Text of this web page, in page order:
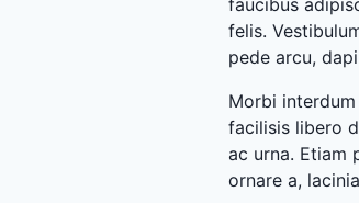
faucibus
felis.
pede arcu,
Morbi
facilisis libero
ac urna. Etiam
ornare a,